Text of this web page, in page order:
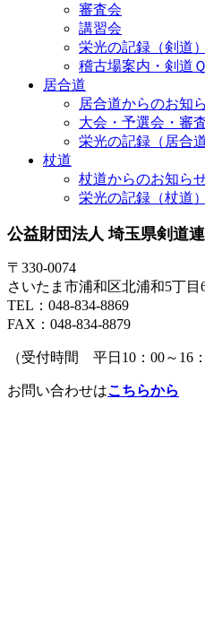
審査会
講習会
栄光の記録（剣道）
稽古場案内・剣道
居合道
居合道からのお知
大会・予選会・審
栄光の記録（居合道
杖道
杖道からのお知ら
栄光の記録（杖道）
公益財団法人 埼玉県剣道
〒330-0074
さいたま市浦和区北浦和5丁
TEL：048-834-8869
FAX：048-834-8879
（受付時間 平日10：00～16：
お問い合わせはこちらから